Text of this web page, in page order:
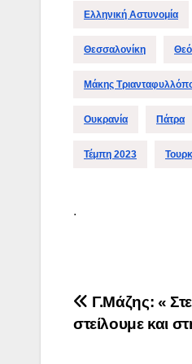
Ελληνική Αστυνομία
Θεσσαλονίκη
Μάκης
Ουκρανία Πάτρα
Τέμπη 2023
.
άρθρων
Γ.Μάζης: «
στείλουμε και